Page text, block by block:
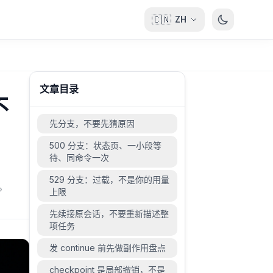
🇨🇳 ZH
文章目录
先分支，不要先猜原因
500 分支：状态页、一小段等
待、同命令一次
529 分支：过载，不是你的用量
上限
先续接原会话，不要重新描述整
项任务
发 continue 前先做副作用盘点
checkpoint 是局部撤销，不是